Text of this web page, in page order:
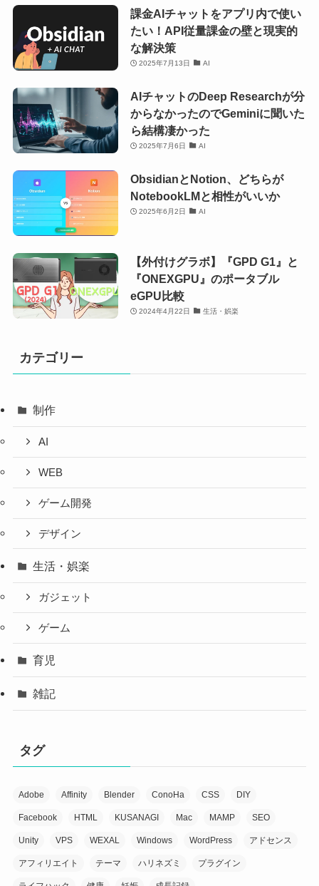
課金AIチャットをアプリ内で使い
たい！API従量課金の壁と現実的
な解決策
2025年7月13日 AI
AIチャットのDeep Researchが分
からなかったのでGeminiに聞いた
ら結構凄かった
2025年7月6日 AI
ObsidianとNotion、どちらが
NotebookLMと相性がいいか
2025年6月2日 AI
【外付けグラボ】『GPD G1』と
『ONEXGPU』のポータブル
eGPU比較
2024年4月22日 生活・娯楽
カテゴリー
制作
AI
WEB
ゲーム開発
デザイン
生活・娯楽
ガジェット
ゲーム
育児
雑記
タグ
Adobe Affinity Blender ConoHa CSS DIY
Facebook HTML KUSANAGI Mac MAMP SEO
Unity VPS WEXAL Windows WordPress アドセンス
アフィリエイト テーマ ハリネズミ プラグイン